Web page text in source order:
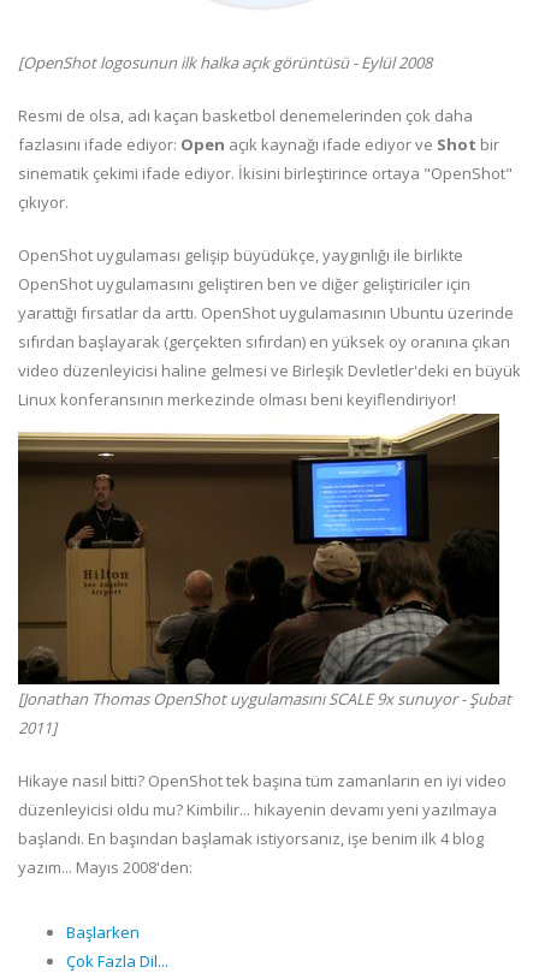
[OpenShot logosunun ilk halka açık görüntüsü - Eylül 2008
Resmi de olsa, adı kaçan basketbol denemelerinden çok daha
fazlasını ifade ediyor: Open açık kaynağı ifade ediyor ve Shot bir
sinematik çekimi ifade ediyor. İkisini birleştirince ortaya "OpenShot"
çıkıyor.
OpenShot uygulaması gelişip büyüdükçe, yaygınlığı ile birlikte
OpenShot uygulamasını geliştiren ben ve diğer geliştiriciler için
yarattığı fırsatlar da arttı. OpenShot uygulamasının Ubuntu üzerinde
sıfırdan başlayarak (gerçekten sıfırdan) en yüksek oy oranına çıkan
video düzenleyicisi haline gelmesi ve Birleşik Devletler'deki en büyük
Linux konferansının merkezinde olması beni keyiflendiriyor!
[Jonathan Thomas OpenShot uygulamasını SCALE 9x sunuyor - Şubat
2011]
Hikaye nasıl bitti? OpenShot tek başına tüm zamanların en iyi video
düzenleyicisi oldu mu? Kimbilir... hikayenin devamı yeni yazılmaya
başlandı. En başından başlamak istiyorsanız, işe benim ilk 4 blog
yazım... Mayıs 2008'den:
Başlarken
Çok Fazla Dil...